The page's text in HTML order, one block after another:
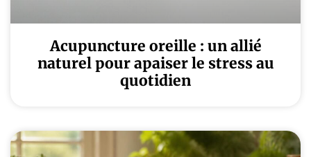
Acupuncture oreille : un allié
naturel pour apaiser le stress au
quotidien